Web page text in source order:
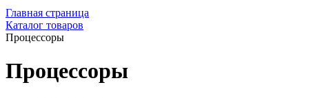
Главная страница
Каталог товаров
Процессоры
Процессоры